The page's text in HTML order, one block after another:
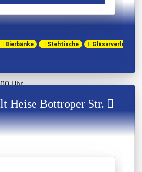
(02 08) 48 03 36
Uhr
(0 23 66) 38 300
Getränkewelt Getränke
Bierbänke Stehtische Gläserverleih
Heise Bottroper Str.